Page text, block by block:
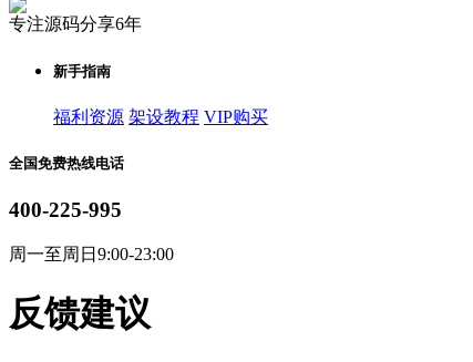
专注源码分享6年
新手指南
福利资源 架设教程 VIP购买
全国免费热线电话
400-225-995
周一至周日9:00-23:00
反馈建议